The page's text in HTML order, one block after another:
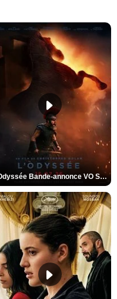
L'Odyssée Bande-annonce VO STFR